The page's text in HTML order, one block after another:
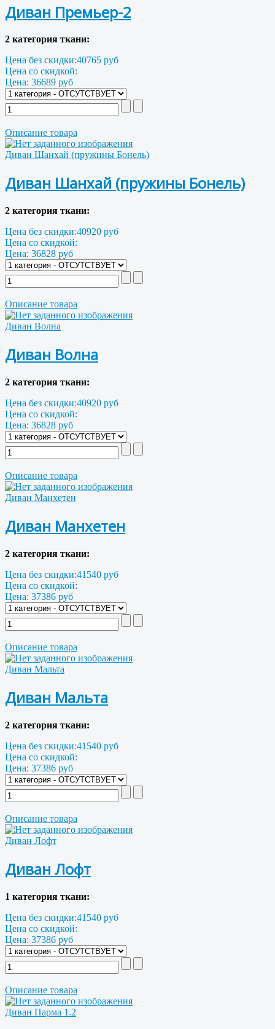
Диван Премьер-2
2 категория ткани:
Цена без скидки:40765 руб
Цена со скидкой:
Цена: 36689 руб
Описание товара
Диван Шанхай (пружины Бонель)
Диван Шанхай (пружины Бонель)
2 категория ткани:
Цена без скидки:40920 руб
Цена со скидкой:
Цена: 36828 руб
Описание товара
Диван Волна
Диван Волна
2 категория ткани:
Цена без скидки:40920 руб
Цена со скидкой:
Цена: 36828 руб
Описание товара
Диван Манхетен
Диван Манхетен
2 категория ткани:
Цена без скидки:41540 руб
Цена со скидкой:
Цена: 37386 руб
Описание товара
Диван Мальта
Диван Мальта
2 категория ткани:
Цена без скидки:41540 руб
Цена со скидкой:
Цена: 37386 руб
Описание товара
Диван Лофт
Диван Лофт
1 категория ткани:
Цена без скидки:41540 руб
Цена со скидкой:
Цена: 37386 руб
Описание товара
Диван Парма 1.2